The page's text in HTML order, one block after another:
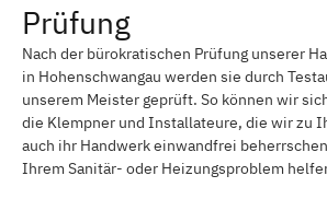
Prüfung
Nach der bürokratischen Prüfung unserer
in Hohenschwangau werden sie durch
unserem Meister geprüft. So können wir
die Klempner und Installateure, die wir zu
auch ihr Handwerk einwandfrei
Ihrem Sanitär- oder Heizungsproblem